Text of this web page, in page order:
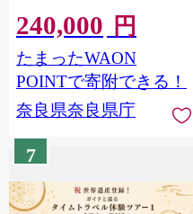
240,000 円
たまったWAON
POINTで寄附できる！
奈良県奈良県庁
7